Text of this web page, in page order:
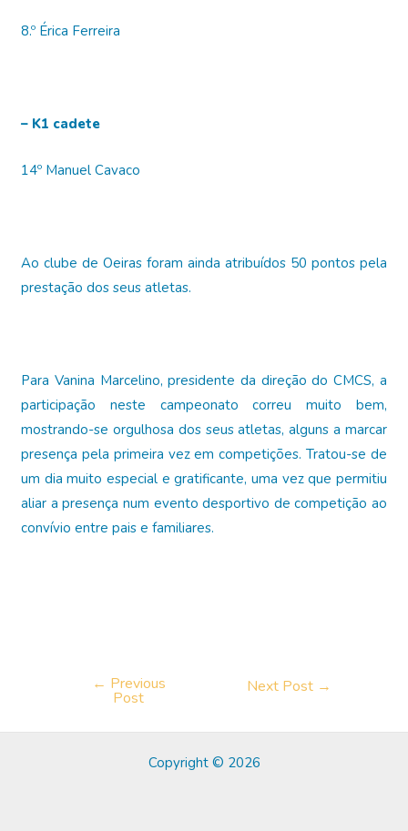
8.º Érica Ferreira
– K1 cadete
14º Manuel Cavaco
Ao clube de Oeiras foram ainda atribuídos 50 pontos pela
prestação dos seus atletas.
Para Vanina Marcelino, presidente da direção do CMCS, a
participação neste campeonato correu muito bem,
mostrando-se orgulhosa dos seus atletas, alguns a marcar
presença pela primeira vez em competições. Tratou-se de
um dia muito especial e gratificante, uma vez que permitiu
aliar a presença num evento desportivo de competição ao
convívio entre pais e familiares.
← Previous
Post
Next Post →
Copyright © 2026